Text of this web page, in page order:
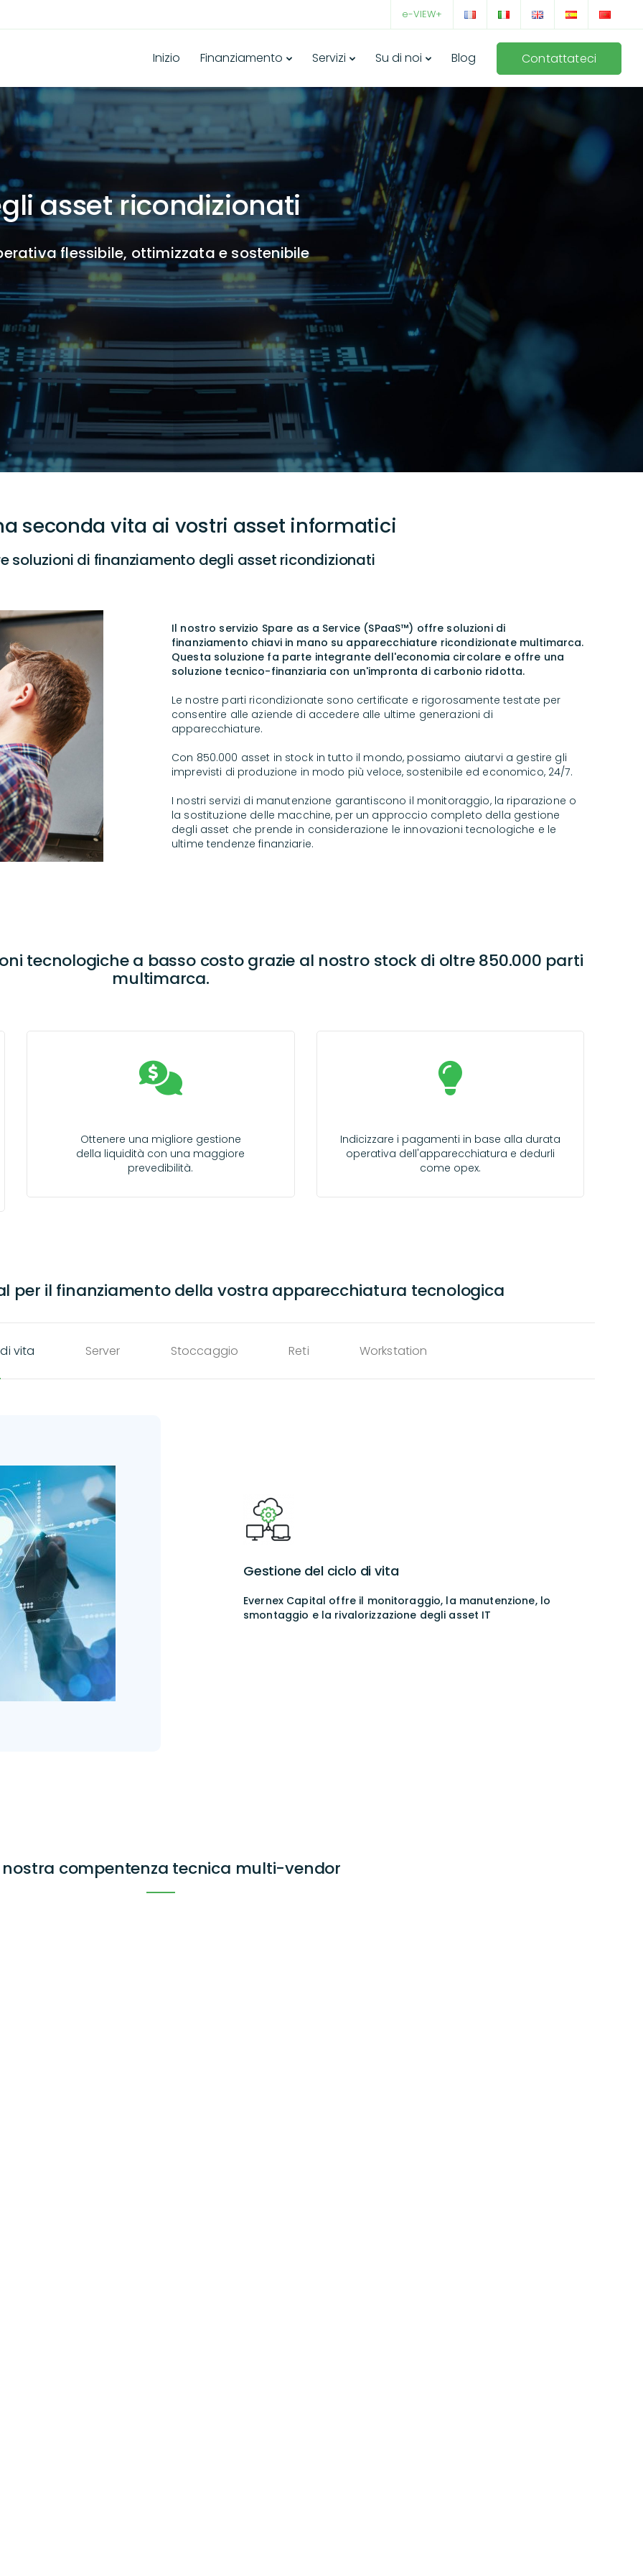
e-VIEW+
Inizio Finanziamento Servizi Su di noi Blog Contattateci
asset ricondizionati
flessibile, ottimizzata e sostenibile
seconda vita ai vostri asset informatici
soluzioni di finanziamento degli asset ricondizionati
Il nostro servizio Spare as a Service (SPaaS™) offre soluzioni di
finanziamento chiavi in mano su apparecchiature ricondizionate multimarca.
Questa soluzione fa parte integrante dell'economia circolare e offre una
soluzione tecnico-finanziaria con un'impronta di carbonio ridotta.
Le nostre parti ricondizionate sono certificate e rigorosamente testate per
consentire alle aziende di accedere alle ultime generazioni di
apparecchiature.
Con 850.000 asset in stock in tutto il mondo, possiamo aiutarvi a gestire gli
imprevisti di produzione in modo più veloce, sostenibile ed economico, 24/7.
I nostri servizi di manutenzione garantiscono il monitoraggio, la riparazione o
la sostituzione delle macchine, per un approccio completo della gestione
degli asset che prende in considerazione le innovazioni tecnologiche e le
ultime tendenze finanziarie.
tecnologiche a basso costo grazie al nostro stock di oltre 850.000 parti
multimarca.
Ottenere una migliore gestione
della liquidità con una maggiore
prevedibilità.
Indicizzare i pagamenti in base alla durata
operativa dell'apparecchiatura e dedurli
come opex.
per il finanziamento della vostra apparecchiatura tecnologica
vita Server Stoccaggio Reti Workstation
Gestione del ciclo di vita
Evernex Capital offre il monitoraggio, la manutenzione, lo
smontaggio e la rivalorizzazione degli asset IT
nostra compentenza tecnica multi-vendor